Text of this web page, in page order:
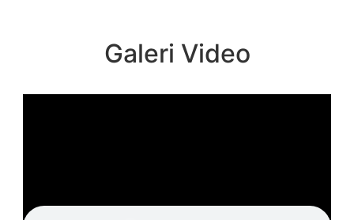
Galeri Video